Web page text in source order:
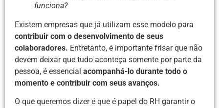
funciona?
Existem empresas que já utilizam esse modelo para
contribuir com o desenvolvimento de seus
colaboradores. Entretanto, é importante frisar que não
devem deixar que tudo aconteça somente por parte da
pessoa, é essencial acompanhá-lo durante todo o
momento e contribuir com seus avanços.
O que queremos dizer é que é papel do RH garantir o